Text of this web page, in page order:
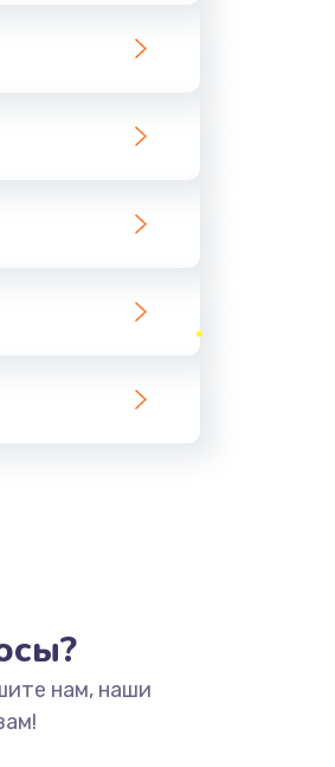
нам, наши